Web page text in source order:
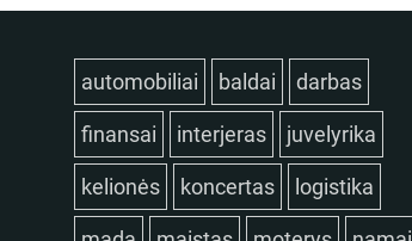
automobiliai baldai darbas
finansai interjeras juvelyrika
kelionės koncertas logistika